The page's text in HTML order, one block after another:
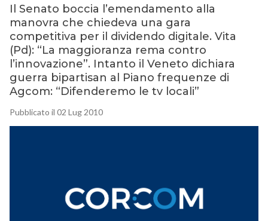
Il Senato boccia l’emendamento alla
manovra che chiedeva una gara
competitiva per il dividendo digitale. Vita
(Pd): “La maggioranza rema contro
l’innovazione”. Intanto il Veneto dichiara
guerra bipartisan al Piano frequenze di
Agcom: “Difenderemo le tv locali”
Pubblicato il 02 Lug 2010